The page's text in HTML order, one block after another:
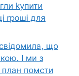
kупити
rроші для
що
І ми з
план помсти